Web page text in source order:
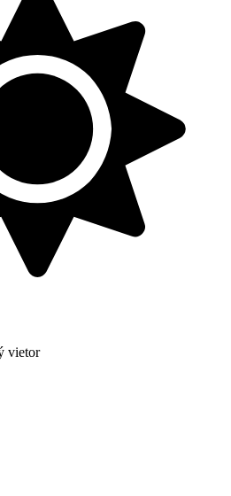
vietor